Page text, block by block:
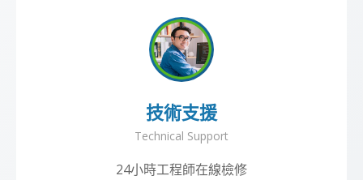
技術支援
Technical Support
24小時工程師在線檢修